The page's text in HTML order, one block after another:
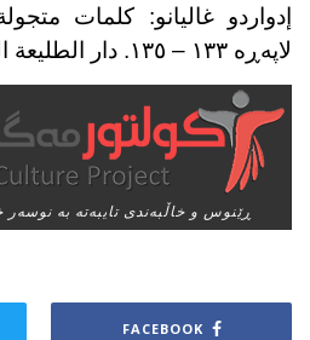
إدواردو غالیانو: کلمات
لاپەڕە ١٣٣ – ١٣٥. دار الطلیعة الجدیدة، سوریا دمشق.
ڕێنوس و خاڵبه‌ندی تایبه‌ته‌ به‌
FACEBOOK